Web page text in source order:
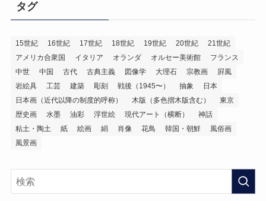
タグ
15世紀 16世紀 17世紀 18世紀 19世紀 20世紀
21世紀
アメリカ合衆国
イタリア オランダ オルセー美術館
フランス
中世
中国 古代 古典主義 図像学 大理石 宗教画
屛風
岩絵具
工芸 建築 彫刻 戦後（1945〜） 抽象
日本
日本画（近代以降の制度的呼称）
木版（多色摺木版含む）
東京
歴史画
水墨 油彩 浮世絵 現代アート（横断）
神話
粘土・陶土
紙 絵画 絹 肖像 花鳥 韓国・朝鮮
風俗画
風景画